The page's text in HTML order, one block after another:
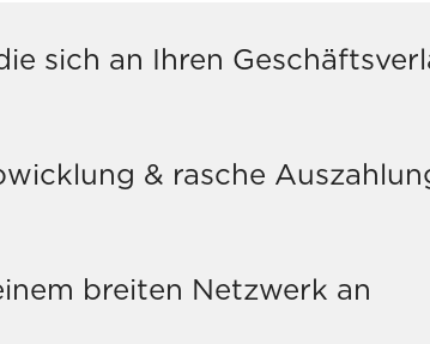
sich an Ihren
& rasche
breiten Netzwerk an